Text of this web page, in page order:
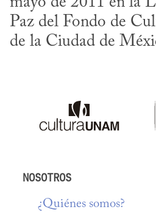
Paz del Fondo de
de la Ciudad de
NOSOTROS
¿Quiénes somos?